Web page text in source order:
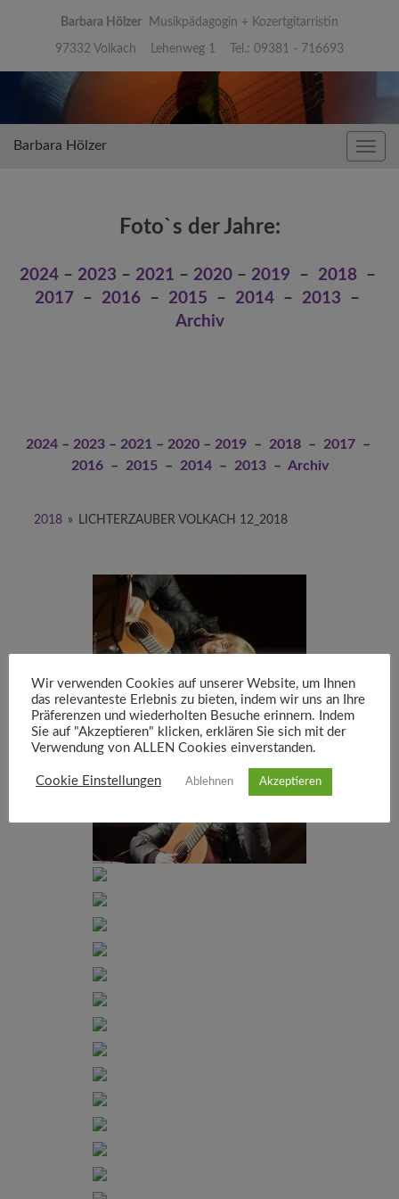
Barbara Hölzer Musikpädagogin + Kozertgitarristin
97332 Volkach Lehenweg 1 Tel.: 09381 - 716693
Barbara Hölzer
Foto`s der Jahre:
2024– 2023 – 2021 – 2020– 2019 – 2018 –
2017 – 2016 – 2015 – 2014 – 2013 –
Archiv
2024– 2023– 2021 – 2020– 2019– 2018– 2017 –
2016– 2015– 2014– 2013– Archiv
2018 » LICHTERZAUBER VOLKACH 12_2018
Wir verwenden Cookies auf unserer Website, um Ihnen
das relevanteste Erlebnis zu bieten, indem wir uns an Ihre
Präferenzen und wiederholten Besuche erinnern. Indem
Sie auf "Akzeptieren" klicken, erklären Sie sich mit der
Verwendung von ALLEN Cookies einverstanden.
Cookie Einstellungen Ablehnen Akzeptieren